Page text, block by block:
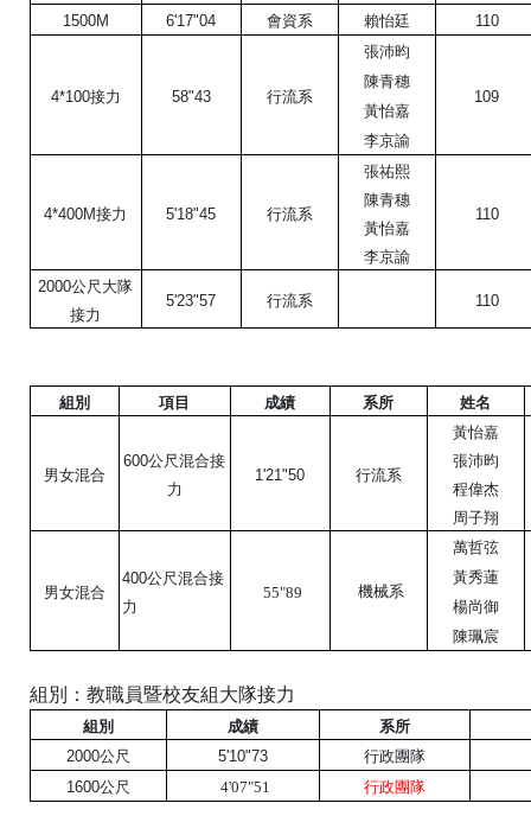
1500M
6'17"04 會資系 賴怡廷 110
4*100接力 58"43 行流系
張沛昀
陳青穗
黃怡嘉
李京諭
109
4*400M接力 5'18"45 行流系
張祐熙
陳青穗
黃怡嘉
李京諭
110
2000公尺大隊
接力
5'23"57 行流系 110
組別 項目 成績 系所 姓名
男女混合
600公尺混合接
力
1'21"50 行流系
黃怡嘉
張沛昀
程偉杰
周子翔
男女混合
400公尺混合接
力
55"89 機械系
萬哲弦
黃秀蓮
楊尚御
陳珮宸
組別：教職員暨校友組大隊接力
組別 成績
系所
2000公尺
5'10"73
行政團隊
1600公尺
4'07"51 行政團隊